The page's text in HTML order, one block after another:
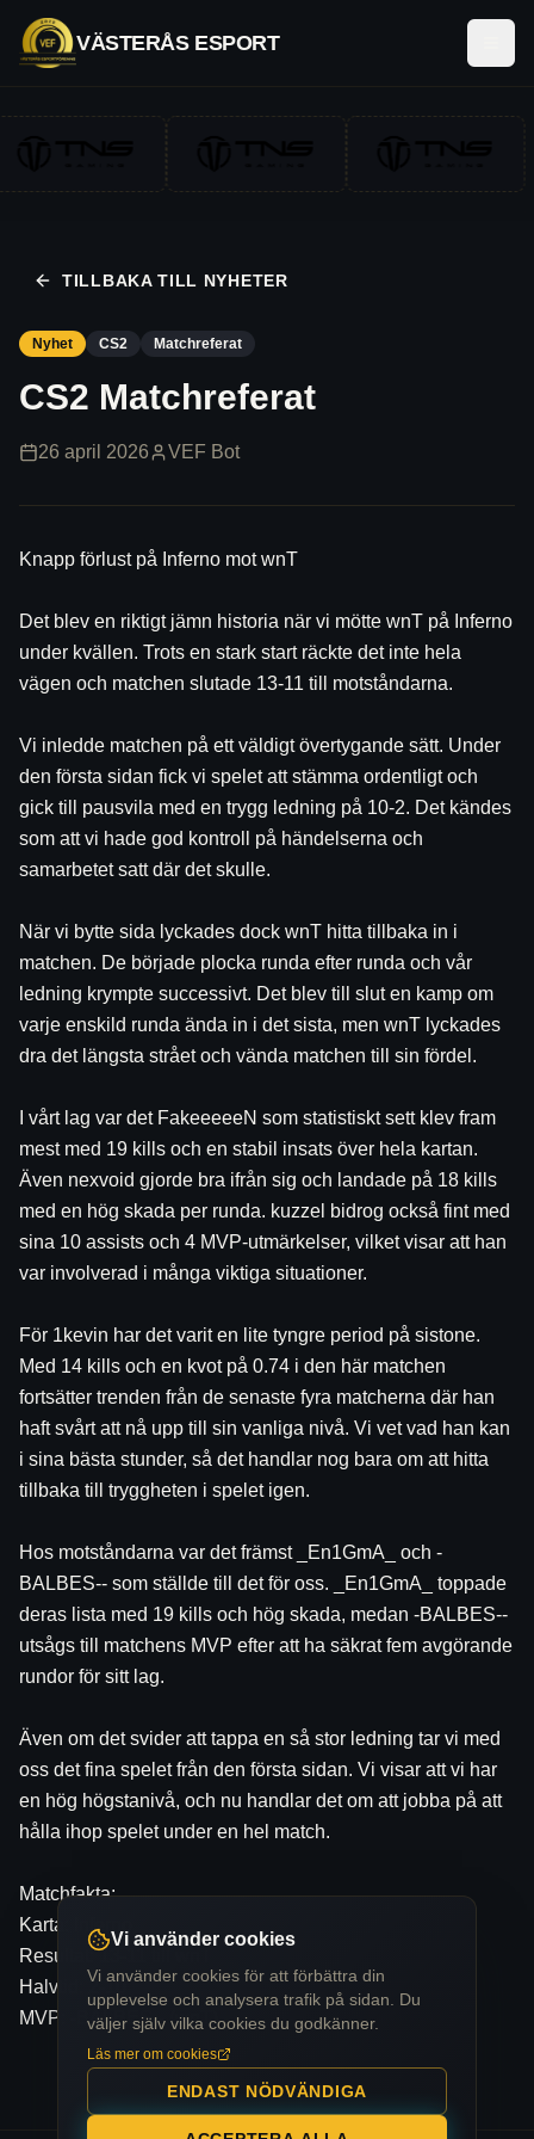
Vi använder cookies
Vi använder cookies för att förbättra din
upplevelse och analysera trafik på sidan. Du
väljer själv vilka cookies du godkänner.
Läs mer om cookies
ENDAST NÖDVÄNDIGA
VÄSTERÅS ESPORT
TILLBAKA TILL NYHETER
Nyhet CS2 Matchreferat
CS2 Matchreferat
26 april 2026 VEF Bot
Knapp förlust på Inferno mot wnT
Det blev en riktigt jämn historia när vi mötte wnT på Inferno
under kvällen. Trots en stark start räckte det inte hela
vägen och matchen slutade 13-11 till motståndarna.
Vi inledde matchen på ett väldigt övertygande sätt. Under
den första sidan fick vi spelet att stämma ordentligt och
gick till pausvila med en trygg ledning på 10-2. Det kändes
som att vi hade god kontroll på händelserna och
samarbetet satt där det skulle.
När vi bytte sida lyckades dock wnT hitta tillbaka in i
matchen. De började plocka runda efter runda och vår
ledning krympte successivt. Det blev till slut en kamp om
varje enskild runda ända in i det sista, men wnT lyckades
dra det längsta strået och vända matchen till sin fördel.
I vårt lag var det FakeeeeeN som statistiskt sett klev fram
mest med 19 kills och en stabil insats över hela kartan.
Även nexvoid gjorde bra ifrån sig och landade på 18 kills
med en hög skada per runda. kuzzel bidrog också fint med
sina 10 assists och 4 MVP-utmärkelser, vilket visar att han
var involverad i många viktiga situationer.
För 1kevin har det varit en lite tyngre period på sistone.
Med 14 kills och en kvot på 0.74 i den här matchen
fortsätter trenden från de senaste fyra matcherna där han
haft svårt att nå upp till sin vanliga nivå. Vi vet vad han kan
i sina bästa stunder, så det handlar nog bara om att hitta
tillbaka till tryggheten i spelet igen.
Hos motståndarna var det främst _En1GmA_ och -
BALBES-- som ställde till det för oss. _En1GmA_ toppade
deras lista med 19 kills och hög skada, medan -BALBES--
utsågs till matchens MVP efter att ha säkrat fem avgörande
rundor för sitt lag.
Även om det svider att tappa en så stor ledning tar vi med
oss det fina spelet från den första sidan. Vi visar att vi har
en hög högstanivå, och nu handlar det om att jobba på att
hålla ihop spelet under en hel match.
Matchfakta:
Karta: Inferno
Resultat: 13-11 till wnT
Halvtid: 2-10
MVP: -BALBES-- (wnT)